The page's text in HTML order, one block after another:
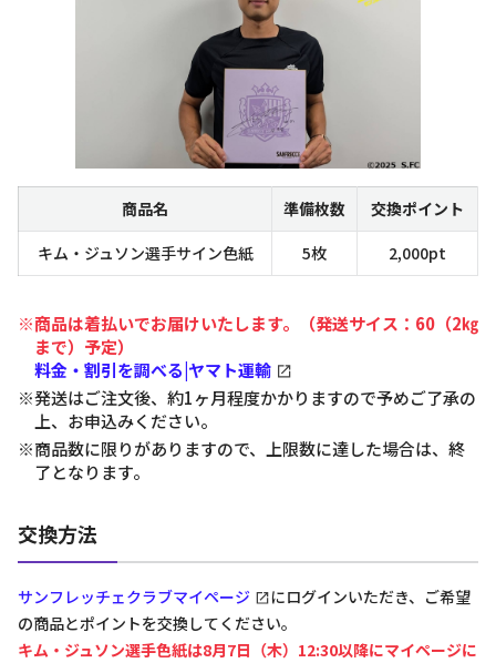
商品名 準備枚数
交換ポイント
キム・ジュソン選手サイン色紙
5枚 2,000pt
※商品は着払いでお届けいたします。（発送サイス：60（2㎏
まで）予定）
料金・割引を調べる|ヤマト運輸
※発送はご注文後、約1ヶ月程度かかりますので予めご了承の
上、お申込みください。
※商品数に限りがありますので、上限数に達した場合は、終
了となります。
交換方法
サンフレッチェクラブマイページ
にログインいただき、ご希望
の商品とポイントを交換してください。
キム・ジュソン選手色紙は8月7日（木）12:30以降にマイページに